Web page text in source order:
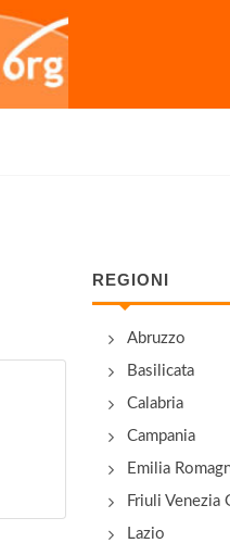
REGIONI
Abruzzo
Basilicata
Calabria
Campania
Emilia
Friuli Venezia
Lazio